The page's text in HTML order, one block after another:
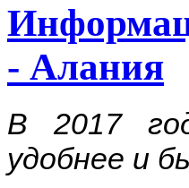
- Алания
В 2017
удобнее